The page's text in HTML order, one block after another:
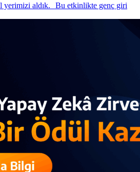
yerimizi aldık. Bu etkinlikte genç giri